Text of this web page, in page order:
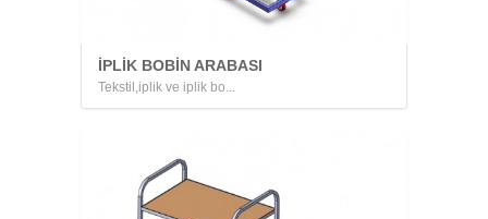
İPLİK BOBİN ARABASI
Tekstil,iplik ve iplik bo...